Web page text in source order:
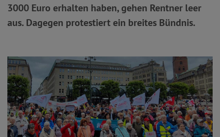
3000 Euro erhalten haben, gehen Rentner leer
aus. Dagegen protestiert ein breites Bündnis.